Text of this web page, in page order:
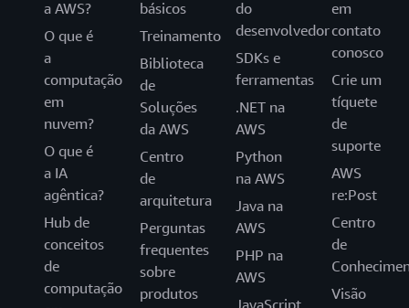
a AWS?
O que é
a
computação
em
nuvem?
O que é
a IA
agêntica?
Hub de
conceitos
de
computação
básicos
Treinamento
Biblioteca
de
Soluções
da AWS
Centro
de
arquitetura
Perguntas
frequentes
sobre
produtos
do
desenvolvedor
SDKs e
ferramentas
.NET na
AWS
Python
na AWS
Java na
AWS
PHP na
AWS
JavaScript
em
contato
conosco
Crie um
tíquete
de
suporte
AWS
re:Post
Centro
de
Visão